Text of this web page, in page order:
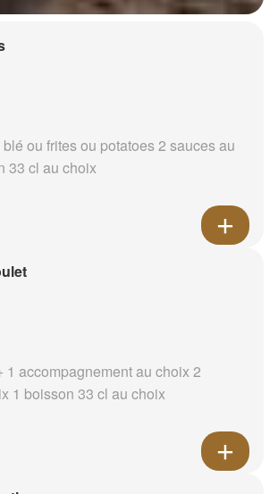
ou frites ou potatoes 2 sauces au
33 cl au choix
1 accompagnement au choix 2
1 boisson 33 cl au choix